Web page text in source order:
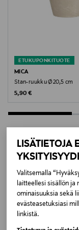
LISÄTIETOJA
Valitsemalla
laitteellesi sisällön ja
ominaisuuksia sekä
evästeasetuksiasi
linkistä.
GREY BASALT
Valmistusmaa
Saksa
Valmistajan
144967
Valmistaja
EDELMAN B.V.
Valmistajan osoite
EDELMAN B.V.,
ETUKUPONKITUOTE
MICA
Stan-ruukku Ø20,5 cm
Original Price
5,90 €
LISÄÄ